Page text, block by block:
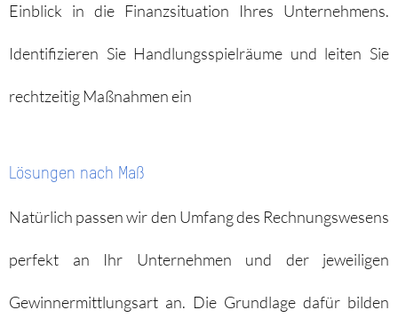
Einblick in die Finanzsituation Ihres Unternehmens.
Identifizieren Sie Handlungsspielräume und leiten Sie
rechtzeitig Maßnahmen ein
Lösungen nach Maß
Natürlich passen wir den Umfang des Rechnungswesens
perfekt an Ihr Unternehmen und der jeweiligen
Gewinnermittlungsart an. Die Grundlage dafür bilden